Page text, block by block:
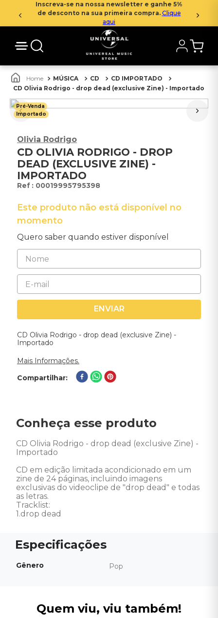
Inscreva-se na nossa newsletter e ganhe 5%
de desconto na sua primeira compra. Clique
aqui
MÚSICA CD
CD IMPORTADO
CD Olivia Rodrigo - drop dead (exclusive Zine) - Importado
Pré-Venda
Importado
Olivia Rodrigo
CD OLIVIA RODRIGO - DROP
DEAD (EXCLUSIVE ZINE) -
IMPORTADO
: 00019995795398
Este produto não está disponível no
momento
Quero saber quando estiver disponível
ENVIAR
CD Olivia Rodrigo - drop dead (exclusive Zine) -
Importado
Mais Informações.
Compartilhar
Conheça esse produto
CD Olivia Rodrigo - drop dead (exclusive Zine) -
Importado
CD em edição limitada acondicionado em um
zine de 24 páginas, incluindo imagens
exclusivas do videoclipe de "drop dead" e todas
as letras.
Tracklist:
1.drop dead
Gênero Pop
Quem viu, viu também!